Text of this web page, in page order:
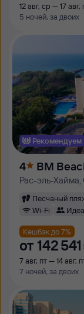
12 авг, ср — 17 авг,
5 ночей, за двоих
Рекомендуем
4 BM
Рас-эль-
Песчаный
Wi-Fi
Кешбэк до 7%
от 142
7 авг, пт — 14 авг,
7 ночей, за двоих